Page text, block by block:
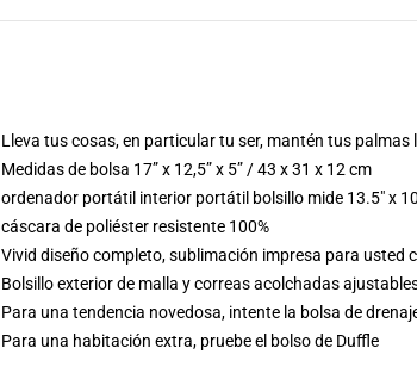
Lleva tus cosas, en particular tu ser, mantén tus
Medidas de bolsa 17” x 12,5” x 5” / 43 x 31 x 12 cm
ordenador portátil interior portátil bolsillo mide 13.5" x
cáscara de poliéster resistente 100%
Vivid diseño completo, sublimación impresa para usted
Bolsillo exterior de malla y correas acolchadas
Para una tendencia novedosa, intente la bolsa de
Para una habitación extra, pruebe el bolso de Duffle